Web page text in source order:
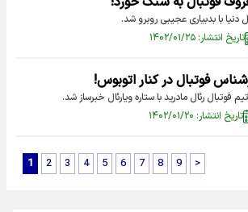
با بدبیاری عجیبی روبرو شد.
تاریخ انتشار: ۱۴۰۲/۰۱/۲۵
فوتبال در کنار اتوبوس!
فوتبال رئال مادرید با ستاره ویارئال خبرساز شد.
تاریخ انتشار: ۱۴۰۲/۰۱/۲۰
1 2 3 4 5 6 7 8 9 >